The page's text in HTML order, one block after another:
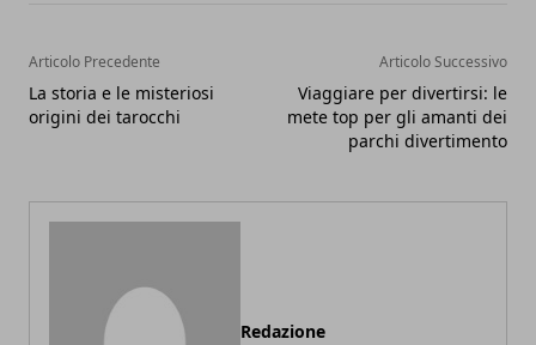
Articolo Precedente
La storia e le misteriosi
origini dei tarocchi
Articolo Successivo
Viaggiare per divertirsi: le
mete top per gli amanti dei
parchi divertimento
Redazione